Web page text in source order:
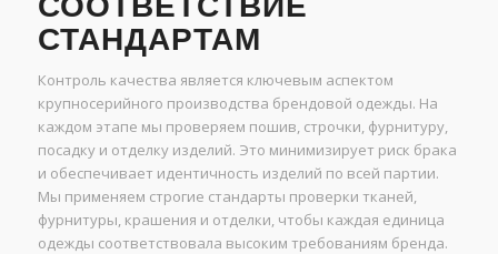
СТАНДАРТАМ
Контроль качества является ключевым аспектом
крупносерийного производства брендовой одежды. На
каждом этапе мы проверяем пошив, строчки, фурнитуру,
посадку и отделку изделий. Это минимизирует риск брака
и обеспечивает идентичность изделий по всей партии.
Мы применяем строгие стандарты проверки тканей,
фурнитуры, крашения и отделки, чтобы каждая единица
одежды соответствовала высоким требованиям бренда.